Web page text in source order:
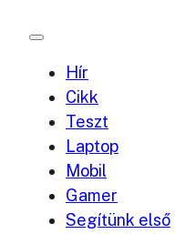
Hír
Cikk
Teszt
Laptop
Mobil
Gamer
Segítünk első